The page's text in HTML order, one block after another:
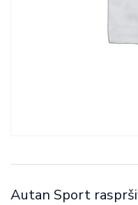
Autan Sport